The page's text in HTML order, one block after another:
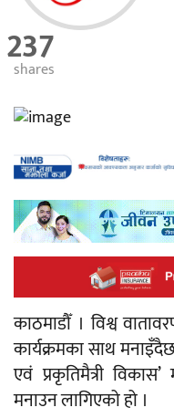
237
shares
काठमाडौँ । विश्व
कार्यक्रमका साथ
एवं प्रकृतिमैत्री
मनाउन लागिएको हो ।